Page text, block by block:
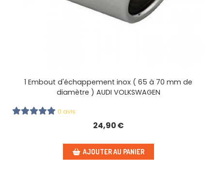
1 Embout d'échappement inox ( 65 à 70 mm de
diamètre ) AUDI VOLKSWAGEN
0 avis
24,90€
AJOUTER AU PANIER